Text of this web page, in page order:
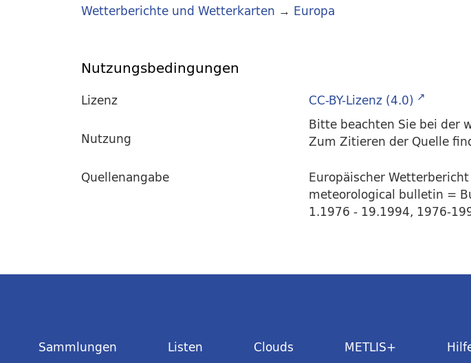
Wetterberichte und Wetterkarten → Europa
Nutzungsbedingungen
Lizenz
CC-BY-Lizenz (4.0)
Nutzung
Bitte beachten Sie bei der
Zum Zitieren der Quelle
Quellenangabe
Europäischer
meteorological bulletin =
1.1976 - 19.1994, 1976-
Sammlungen Listen Clouds METLIS+